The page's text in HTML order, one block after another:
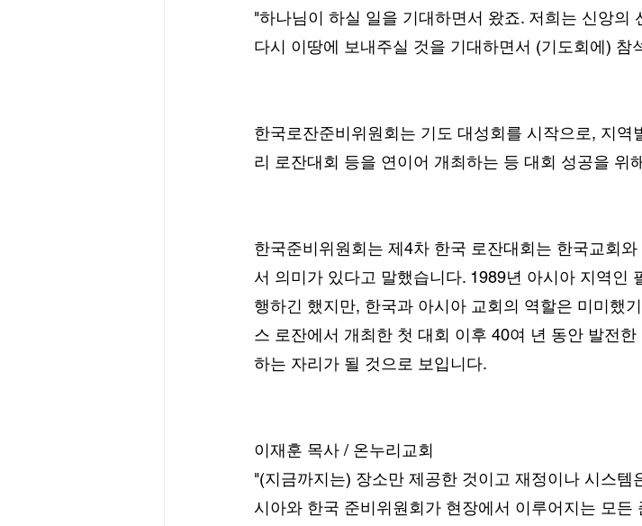
"하나님이 하실 일을 기대하면서 왔죠. 저희는 신앙의
다시 이땅에 보내주실 것을 기대하면서 (기도회에) 참
한국로잔준비위원회는 기도 대성회를 시작으로, 지
리 로잔대회 등을 연이어 개최하는 등 대회 성공을 위
한국준비위원회는 제4차 한국 로잔대회는 한국교회
서 의미가 있다고 말했습니다. 1989년 아시아 지역인
행하긴 했지만, 한국과 아시아 교회의 역할은 미미했
스 로잔에서 개최한 첫 대회 이후 40여 년 동안 발전
하는 자리가 될 것으로 보입니다.
이재훈 목사 / 온누리교회
"(지금까지는) 장소만 제공한 것이고 재정이나 시스
시아와 한국 준비위원회가 현장에서 이루어지는 모